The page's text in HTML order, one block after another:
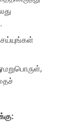
மறுபொருள்,